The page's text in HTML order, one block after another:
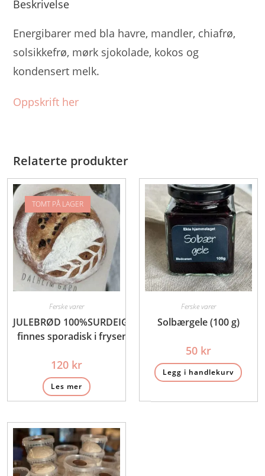
Beskrivelse
Energibarer med bla havre, mandler, chiafrø,
solsikkefrø, mørk sjokolade, kokos og
kondensert melk.
Oppskrift her
Relaterte produkter
TOMT PÅ LAGER
Ferske varer
JULEBRØD 100%SURDEIG-
finnes sporadisk i frysen
120 kr
Les mer
Ferske varer
Solbærgele (100 g)
50 kr
Legg i handlekurv